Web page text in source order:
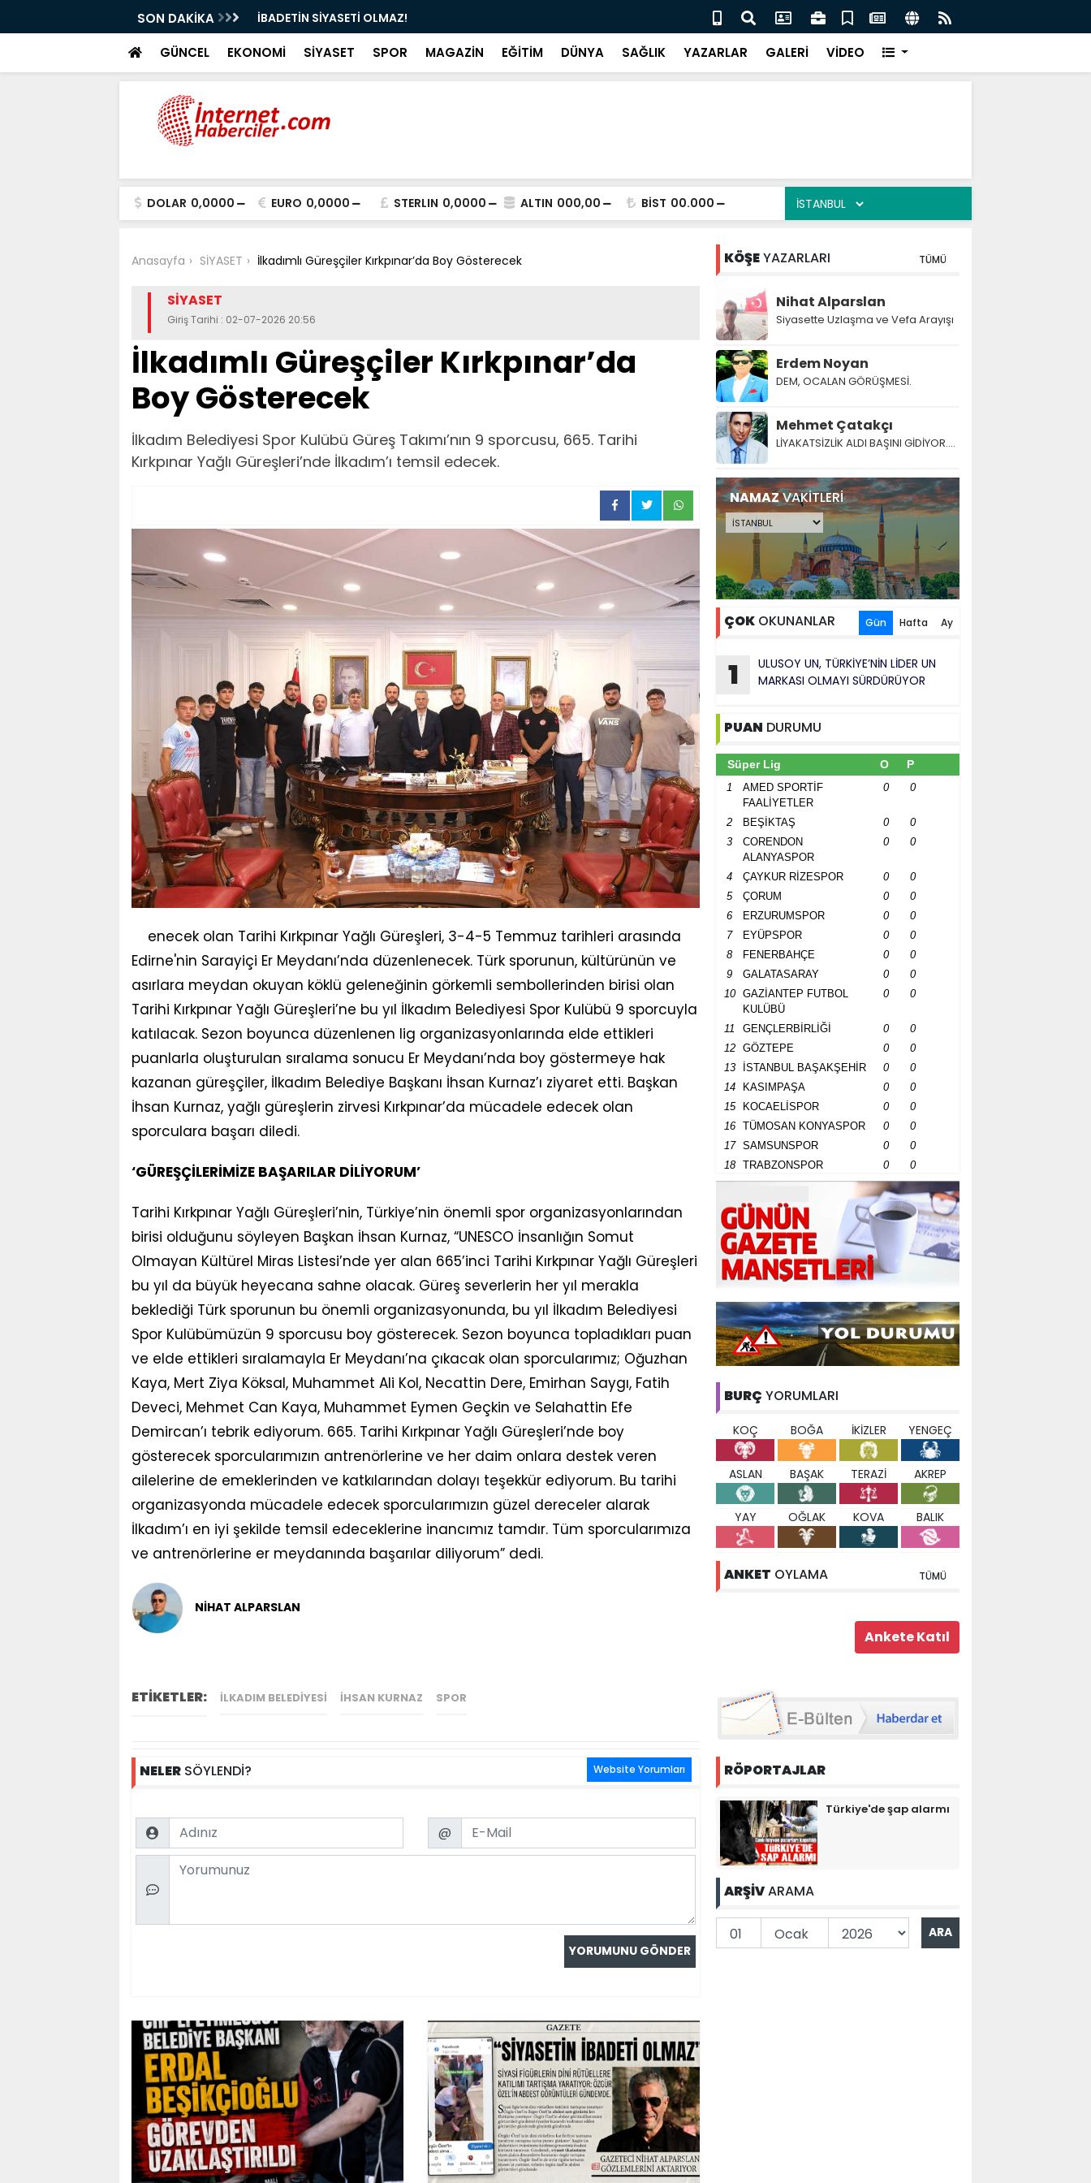
SON DAKİKA
UN MARKASI OLMAYI SÜRDÜRÜYOR İBADETİN SİYASETİ OLMAZ! Gürsel Tekin'den açıklama geldi
GÜNCEL EKONOMİ SİYASET SPOR MAGAZİN EĞİTİM DÜNYA SAĞLIK YAZARLAR GALERİ VİDEO
DOLAR 0,0000 EURO 0,0000 STERLIN 0,0000 ALTIN 000,00 BİST 00.000
Anasayfa SİYASET İlkadımlı Güreşçiler Kırkpınar’da Boy Gösterecek
SİYASET
Giriş Tarihi : 02-07-2026 20:56
İlkadımlı Güreşçiler Kırkpınar’da
Boy Gösterecek
İlkadım Belediyesi Spor Kulübü Güreş Takımı’nın 9 sporcusu, 665. Tarihi
Kırkpınar Yağlı Güreşleri’nde İlkadım’ı temsil edecek.
enecek olan Tarihi Kırkpınar Yağlı Güreşleri, 3-4-5 Temmuz tarihleri arasında
Edirne'nin Sarayiçi Er Meydanı’nda düzenlenecek. Türk sporunun, kültürünün ve
asırlara meydan okuyan köklü geleneğinin görkemli sembollerinden birisi olan
Tarihi Kırkpınar Yağlı Güreşleri’ne bu yıl İlkadım Belediyesi Spor Kulübü 9 sporcuyla
katılacak. Sezon boyunca düzenlenen lig organizasyonlarında elde ettikleri
puanlarla oluşturulan sıralama sonucu Er Meydanı’nda boy göstermeye hak
kazanan güreşçiler, İlkadım Belediye Başkanı İhsan Kurnaz’ı ziyaret etti. Başkan
İhsan Kurnaz, yağlı güreşlerin zirvesi Kırkpınar’da mücadele edecek olan
sporculara başarı diledi.
‘GÜREŞÇİLERİMİZE BAŞARILAR DİLİYORUM’
Tarihi Kırkpınar Yağlı Güreşleri’nin, Türkiye’nin önemli spor organizasyonlarından
birisi olduğunu söyleyen Başkan İhsan Kurnaz, “UNESCO İnsanlığın Somut
Olmayan Kültürel Miras Listesi’nde yer alan 665’inci Tarihi Kırkpınar Yağlı Güreşleri
bu yıl da büyük heyecana sahne olacak. Güreş severlerin her yıl merakla
beklediği Türk sporunun bu önemli organizasyonunda, bu yıl İlkadım Belediyesi
Spor Kulübümüzün 9 sporcusu boy gösterecek. Sezon boyunca topladıkları puan
ve elde ettikleri sıralamayla Er Meydanı’na çıkacak olan sporcularımız; Oğuzhan
Kaya, Mert Ziya Köksal, Muhammet Ali Kol, Necattin Dere, Emirhan Saygı, Fatih
Deveci, Mehmet Can Kaya, Muhammet Eymen Geçkin ve Selahattin Efe
Demircan’ı tebrik ediyorum. 665. Tarihi Kırkpınar Yağlı Güreşleri’nde boy
gösterecek sporcularımızın antrenörlerine ve her daim onlara destek veren
ailelerine de emeklerinden ve katkılarından dolayı teşekkür ediyorum. Bu tarihi
organizasyonda mücadele edecek sporcularımızın güzel dereceler alarak
İlkadım’ı en iyi şekilde temsil edeceklerine inancımız tamdır. Tüm sporcularımıza
ve antrenörlerine er meydanında başarılar diliyorum” dedi.
NİHAT ALPARSLAN
ETİKETLER: İLKADIM BELEDIYESI İHSAN KURNAZ SPOR
NELER SÖYLENDİ? Website Yorumları
Name Email
@
Comment
KÖŞEYAZARLARI TÜMÜ
Nihat Alparslan
Siyasette Uzlaşma ve Vefa Arayışı
Erdem Noyan
DEM, OCALAN GÖRÜŞMESİ.
Mehmet Çatakçı
LİYAKATSİZLİK ALDI BAŞINI GİDİYOR....
NAMAZVAKİTLERİ
ÇOK OKUNANLAR Gün Hafta Ay
1
ULUSOY UN, TÜRKİYE’NİN LİDER UN
MARKASI OLMAYI SÜRDÜRÜYOR
PUAN DURUMU
Süper Lig O P
1
AMED SPORTİF
FAALİYETLER
0 0
2 BEŞİKTAŞ 0
0
3
CORENDON
ALANYASPOR
0 0
4 ÇAYKUR RİZESPOR 0
0
5
ÇORUM 0
0
6
ERZURUMSPOR 0
0
7
EYÜPSPOR 0
0
8
FENERBAHÇE 0
0
9
GALATASARAY 0
0
10
GAZİANTEP FUTBOL
KULÜBÜ
0 0
11 GENÇLERBİRLİĞİ 0
0
12
GÖZTEPE 0
0
13
İSTANBUL BAŞAKŞEHİR 0
0
14
KASIMPAŞA 0
0
15
KOCAELİSPOR 0
0
16
TÜMOSAN KONYASPOR 0
0
17
SAMSUNSPOR 0
0
18
TRABZONSPOR 0 0
BURÇ YORUMLARI
KOÇ BOĞA İKİZLER YENGEÇ
ASLAN BAŞAK TERAZİ AKREP
YAY OĞLAK KOVA BALIK
ANKET OYLAMA TÜMÜ
RÖPORTAJLAR
Türkiye'de şap alarmı
ARŞİVARAMA